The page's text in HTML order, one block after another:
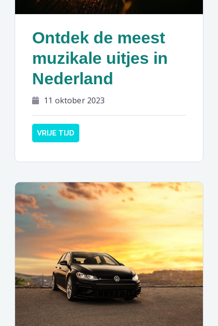
Ontdek de meest
muzikale uitjes in
Nederland
11 oktober 2023
VRIJE TIJD